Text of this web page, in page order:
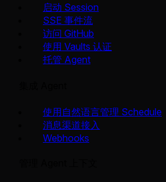
启动 Session
SSE 事件流
访问 GitHub
使用 Vaults 认证
托管 Agent
使用自然语言管理 Schedule
消息渠道接入
Webhooks